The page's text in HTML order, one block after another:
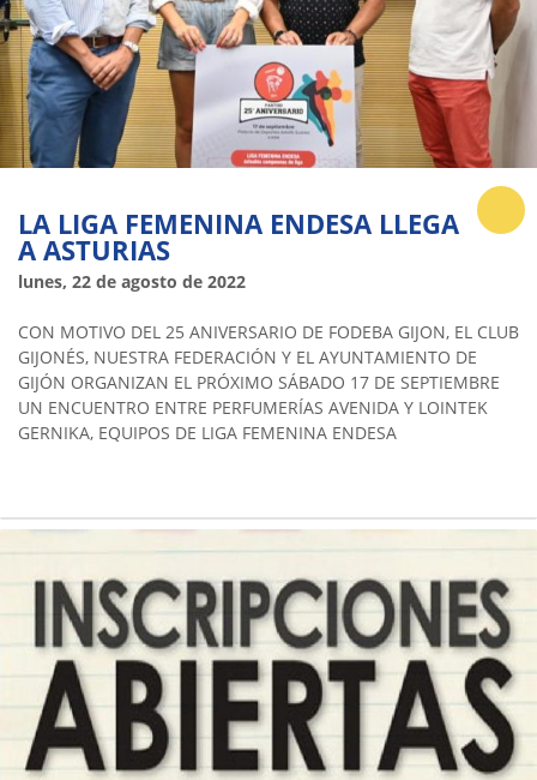
LA LIGA FEMENINA ENDESA LLEGA
A ASTURIAS
lunes, 22 de agosto de 2022
CON MOTIVO DEL 25 ANIVERSARIO DE FODEBA GIJON, EL CLUB
GIJONÉS, NUESTRA FEDERACIÓN Y EL AYUNTAMIENTO DE
GIJÓN ORGANIZAN EL PRÓXIMO SÁBADO 17 DE SEPTIEMBRE
UN ENCUENTRO ENTRE PERFUMERÍAS AVENIDA Y LOINTEK
GERNIKA, EQUIPOS DE LIGA FEMENINA ENDESA